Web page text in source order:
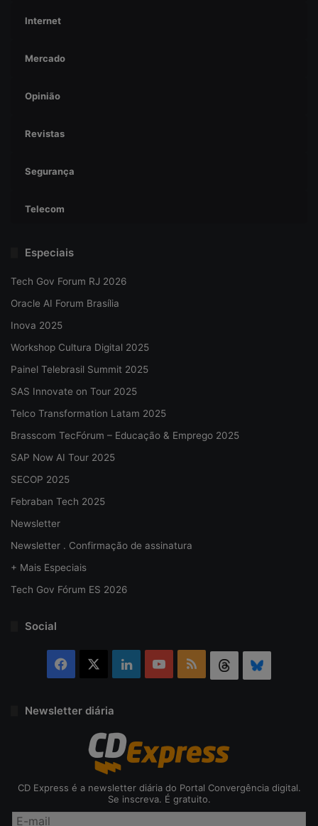
Internet
Mercado
Opinião
Revistas
Segurança
Telecom
Especiais
Tech Gov Forum RJ 2026
Oracle AI Forum Brasília
Inova 2025
Workshop Cultura Digital 2025
Painel Telebrasil Summit 2025
SAS Innovate on Tour 2025
Telco Transformation Latam 2025
Brasscom TecFórum – Educação & Emprego 2025
SAP Now AI Tour 2025
SECOP 2025
Febraban Tech 2025
Newsletter
Newsletter . Confirmação de assinatura
+ Mais Especiais
Tech Gov Fórum ES 2026
Social
Facebook LinkedinYouTubeRSS Threads
Newsletter diária
CD Express é a newsletter diária do Portal Convergência digital.
Se inscreva. É gratuito.